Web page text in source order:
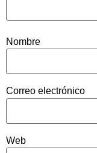
Nombre
Correo electrónico
Web